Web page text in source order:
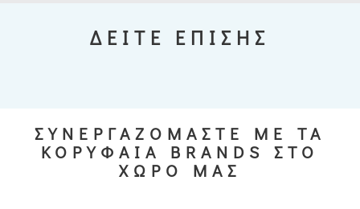
ΔΕΙΤΕ ΕΠΙΣΗΣ
ΣΥΝΕΡΓΑΖΟΜΑΣΤΕ ΜΕ ΤΑ
ΚΟΡΥΦΑΙΑ BRANDS ΣΤΟ
ΧΩΡΟ ΜΑΣ